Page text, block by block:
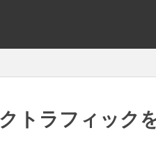
トラフィック